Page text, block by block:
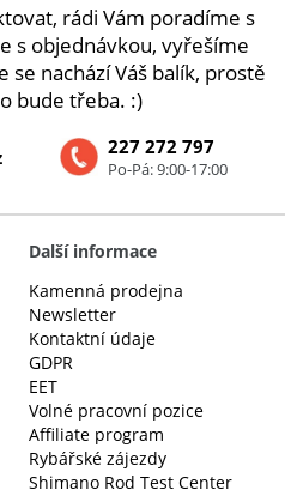
rádi Vám poradíme s
s objednávkou, vyřešíme
se nachází Váš balík, prostě
bude třeba. :)
227 272 797
Po-Pá: 9:00-17:00
Další informace
Kamenná prodejna
Newsletter
Kontaktní údaje
GDPR
EET
Volné pracovní pozice
Affiliate program
Rybářské zájezdy
Shimano Rod Test Center